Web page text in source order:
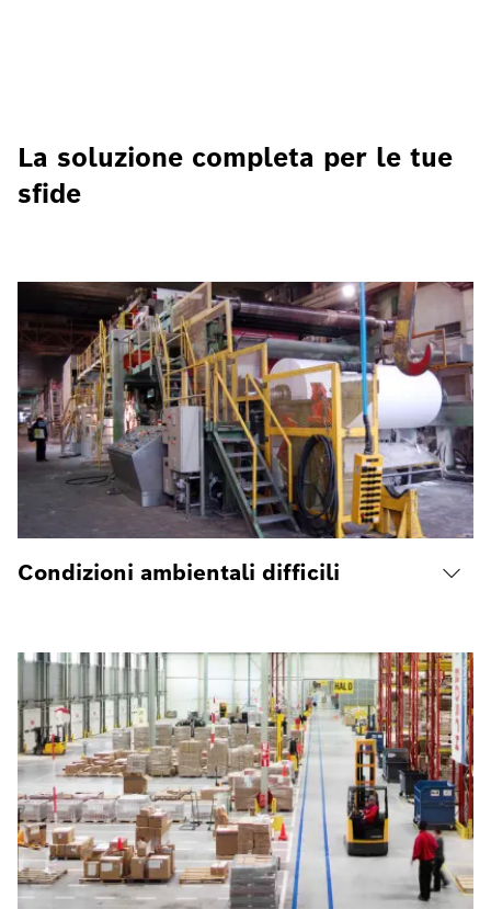
La soluzione completa per le tue
sfide
Condizioni ambientali difficili